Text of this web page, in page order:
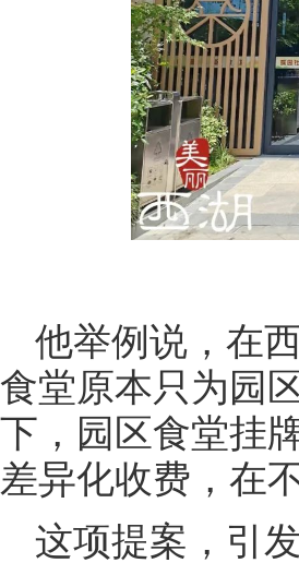
他举例说，在
食堂原本只为园
下，园区食堂挂
差异化收费，在
这项提案，引